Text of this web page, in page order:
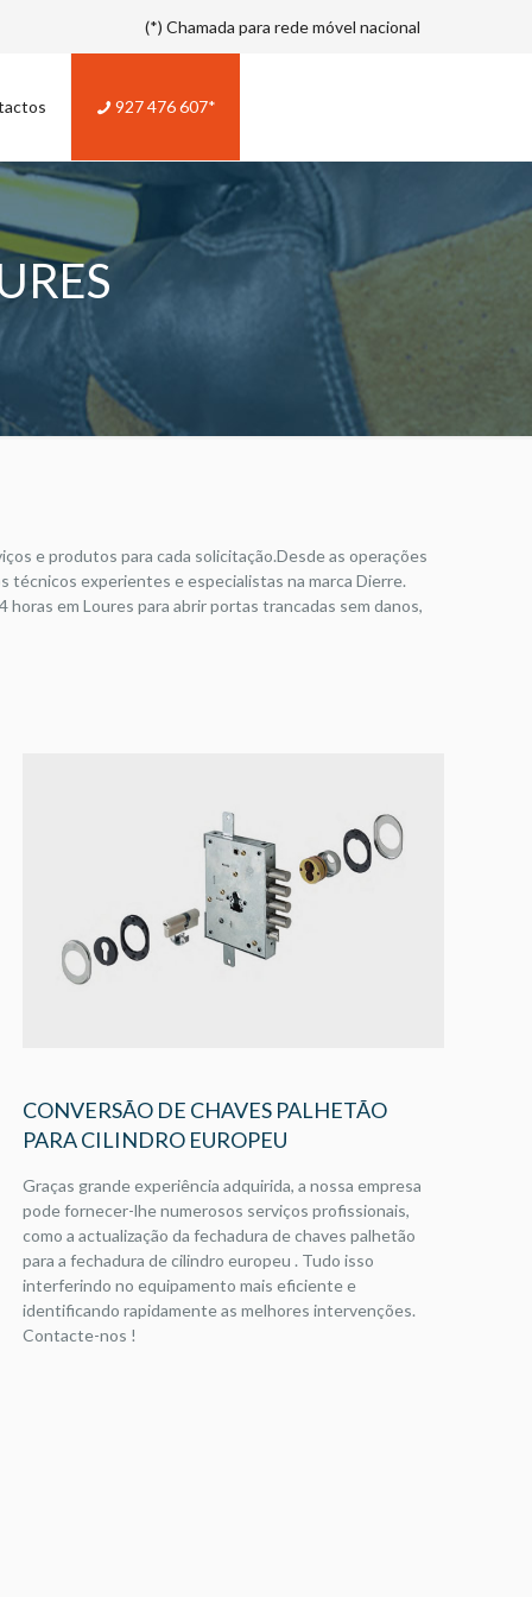
(*) Chamada para rede móvel nacional
927 476 607*
e produtos para cada solicitação.Desde as operações
técnicos experientes e especialistas na marca Dierre.
em Loures para abrir portas trancadas sem danos,
CONVERSÃO DE CHAVES PALHETÃO
PARA CILINDRO EUROPEU
Graças grande experiência adquirida, a nossa empresa
pode fornecer-lhe numerosos serviços profissionais,
como a actualização da fechadura de chaves palhetão
para a fechadura de cilindro europeu . Tudo isso
interferindo no equipamento mais eficiente e
identificando rapidamente as melhores intervenções.
Contacte-nos !